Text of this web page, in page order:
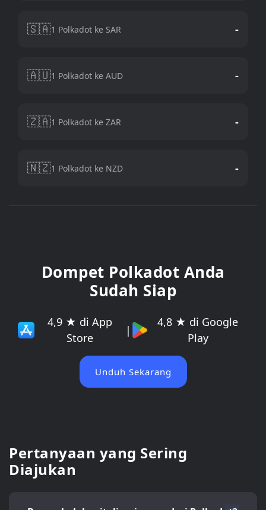
🇸🇦1 Polkadot ke SAR -
🇦🇺1 Polkadot ke AUD -
🇿🇦1 Polkadot ke ZAR -
🇳🇿1 Polkadot ke NZD -
Dompet Polkadot Anda
Sudah Siap
4,9 ★ di App
Store
|
4,8 ★ di Google
Play
Unduh Sekarang
Pertanyaan yang Sering
Diajukan